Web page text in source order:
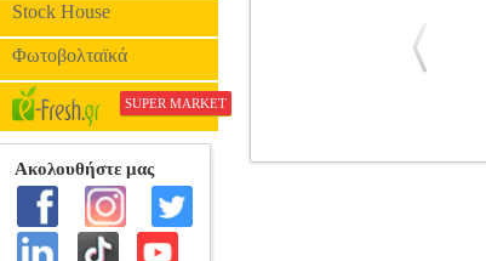
Stock House
Φωτοβολταϊκά
SUPER MARKET